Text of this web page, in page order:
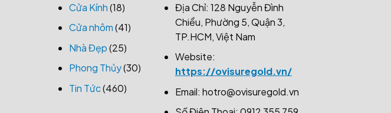
Cửa Kính(18)
Cửa nhôm(41)
Nhà Đẹp(25)
Phong Thủy(30)
Tin Tức(460)
Địa Chỉ: 128 Nguyễn Đình
Chiểu, Phường 5, Quận 3,
TP.HCM, Việt Nam
Website:
https://ovisuregold.vn/
Email: hotro@ovisuregold.vn